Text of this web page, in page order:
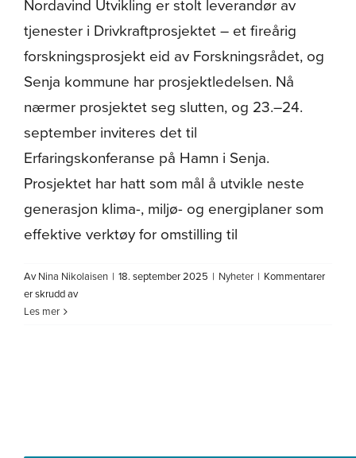
Nordavind Utvikling er stolt leverandør av
tjenester i Drivkraftprosjektet – et fireårig
forskningsprosjekt eid av Forskningsrådet, og
Senja kommune har prosjektledelsen. Nå
nærmer prosjektet seg slutten, og 23.–24.
september inviteres det til
Erfaringskonferanse på Hamn i Senja.
Prosjektet har hatt som mål å utvikle neste
generasjon klima-, miljø- og energiplaner som
effektive verktøy for omstilling til
AvNina Nikolaisen | 18. september 2025 | Nyheter | Kommentarer
er skrudd avfor
Les mer